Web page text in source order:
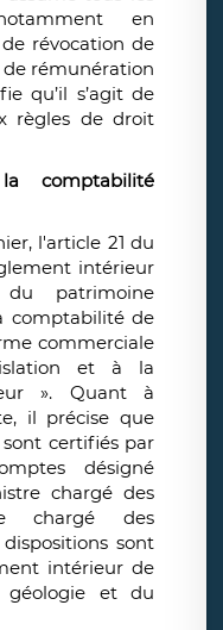
en
révocation de
rémunération
qu’il s’agit de
règles de droit
l'article 21 du
intérieur
du patrimoine
comptabilité de
commerciale
et à la
». Quant à
il précise que
sont certifiés par
désigné
chargé des
chargé des
sont
intérieur de
géologie et du